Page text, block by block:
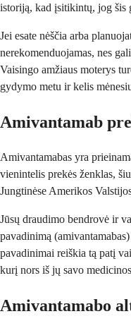
istoriją, kad įsitikintų, jog šis
Jei esate nėščia arba
nerekomenduojamas, nes
Vaisingo amžiaus moterys
gydymo metu ir kelis
Amivantamab
Amivantamabas yra
vienintelis prekės ženklas,
Jungtinėse Amerikos
Jūsų draudimo bendrovė ir
pavadinimą
pavadinimai reiškia tą patį
kurį nors iš jų savo
Amivantamabo